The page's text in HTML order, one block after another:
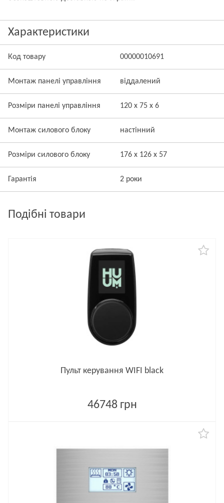
Характеристики
Код товару 00000010691
Монтаж панелі управління віддалений
Розміри панелі управління 120 х 75 х 6
Монтаж силового блоку настінний
Розміри силового блоку 176 х 126 х 57
Гарантія 2 роки
Подібні товари
Пульт керування WIFI black
46748 грн